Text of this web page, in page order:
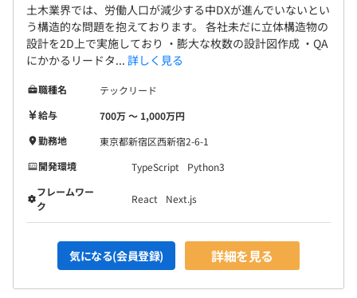
土木業界では、労働人口が減少する中DXが進んでいないとい
う構造的な問題を抱えております。 各社未だに立体構造物の
設計を2D上で実施しており ・膨大な枚数の設計図作成 ・QA
にかかるリードタ... 詳しく見る
職種名
テックリード
給与
700万 〜 1,000万円
勤務地
東京都新宿区西新宿2-6-1
開発環境
TypeScript
Python3
フレームワー
ク
React Next.js
気になる(会員登録) 詳細を見る